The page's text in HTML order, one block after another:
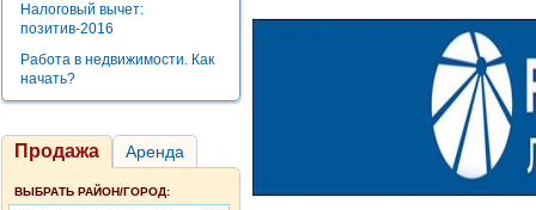
Налоговый вычет:
позитив-2016
Работа в недвижимости. Как
начать?
Продажа Аренда
ВЫБРАТЬ РАЙОН/ГОРОД: